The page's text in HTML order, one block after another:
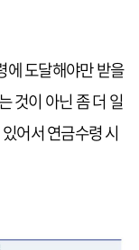
에 도달해야만 받을
것이 아닌 좀 더 일
어서 연금수령 시